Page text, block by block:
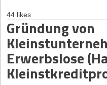
44 likes
Gründung von
Erwerbslose